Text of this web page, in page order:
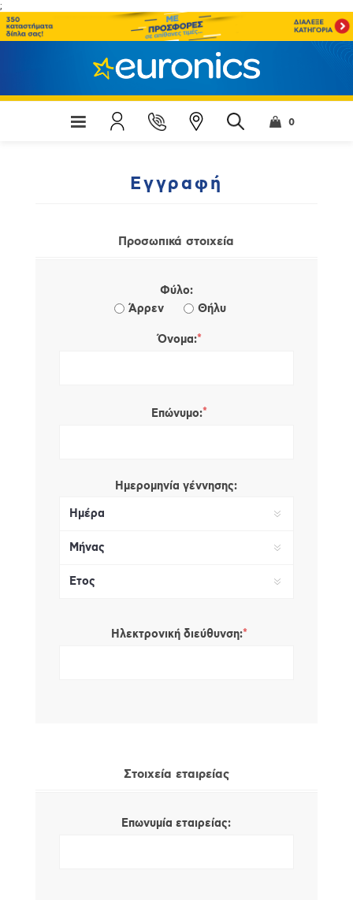
;
0
Εγγραφή
Προσωπικά στοιχεία
Φύλο:
Άρρεν
Θήλυ
Όνομα:*
Επώνυμο:*
Ημερομηνία γέννησης:
Ηλεκτρονική διεύθυνση:*
Στοιχεία εταιρείας
Επωνυμία εταιρείας: